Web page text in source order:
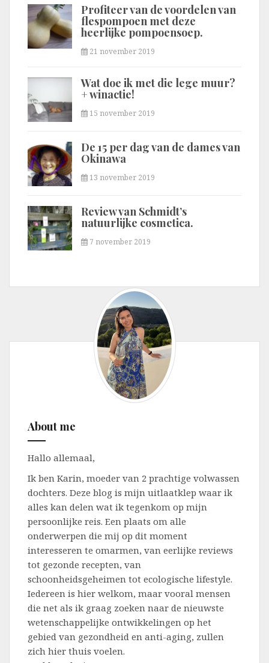
Profiteer van de voordelen van
flespompoen met deze
heerlijke pompoensoep.
21 november 2019
Wat doe ik met die lege muur?
+ winactie!
15 november 2019
De 15 per dag van de dames van
Okinawa
13 november 2019
Review van Schmidt’s
natuurlijke cosmetica.
7 november 2019
About me
Hallo allemaal,
Ik ben Karin, moeder van 2 prachtige volwassen
dochters. Deze blog is mijn uitlaatklep waar ik
alles kan delen wat ik tegenkom op mijn
persoonlijke reis. Een plaats om alle
onderwerpen die mij op dit moment
interesseren te omarmen, van eerlijke reviews
tot gezonde recepten, van
schoonheidsgeheimen tot ecologische lifestyle.
Iedereen is hier welkom, maar vooral mensen
die net als ik graag zoeken naar de nieuwste
wetenschappelijke ontwikkelingen op het
gebied van gezondheid en anti-aging, zullen
zich hier thuis voelen.